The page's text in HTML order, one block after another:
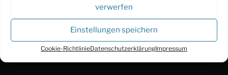
verwerfen
Einstellungen speichern
Cookie-RichtlinieDatenschutzerklärungImpressum
Zahlung und Sicherheit
Bibliografische Informationen
Bibliografie